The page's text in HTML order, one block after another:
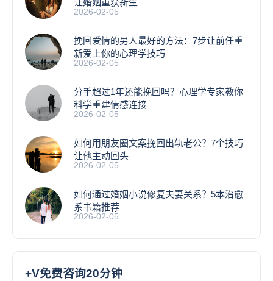
让婚姻重获新生
2026-02-05
挽回爱情的男人最好的方法：7步让前任重
新爱上你的心理学技巧
2026-02-05
分手超过1年还能挽回吗？心理学专家教你
科学重建情感连接
2026-02-05
如何用朋友圈文案挽回出轨老公？7个技巧
让他主动回头
2026-02-05
如何通过婚姻小说修复夫妻关系？5本治愈
系书籍推荐
2026-02-05
+V免费咨询20分钟